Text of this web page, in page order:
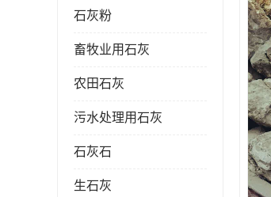
石灰粉
畜牧业用石灰
农田石灰
污水处理用石灰
石灰石
生石灰